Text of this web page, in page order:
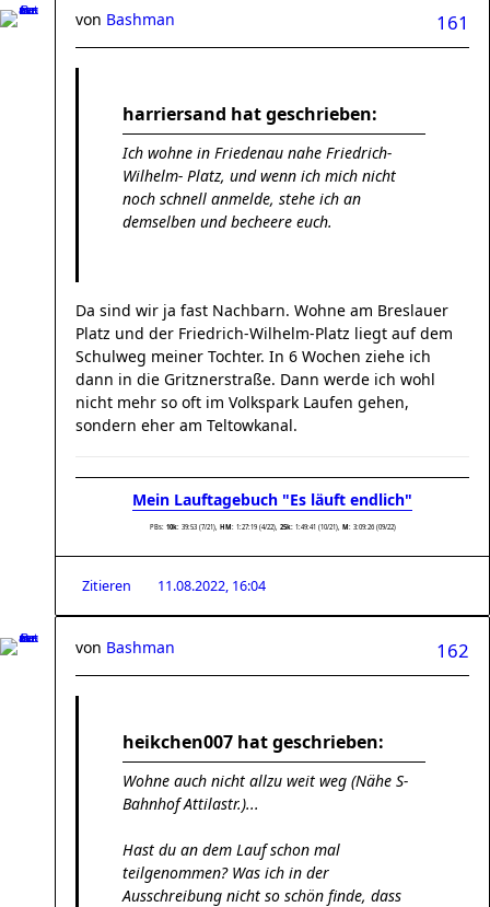
161
von Bashman
harriersand hat geschrieben:
Ich wohne in Friedenau nahe Friedrich-
Wilhelm- Platz, und wenn ich mich nicht
noch schnell anmelde, stehe ich an
demselben und becheere euch.
Da sind wir ja fast Nachbarn. Wohne am Breslauer
Platz und der Friedrich-Wilhelm-Platz liegt auf dem
Schulweg meiner Tochter. In 6 Wochen ziehe ich
dann in die Gritznerstraße. Dann werde ich wohl
nicht mehr so oft im Volkspark Laufen gehen,
sondern eher am Teltowkanal.
Mein Lauftagebuch "Es läuft endlich"
PBs: 10k: 39:53 (7/21), HM: 1:27:19 (4/22), 25k:1:49:41 (10/21), M: 3:09:26 (09/22)
Zitieren 11.08.2022, 16:04
162
von Bashman
heikchen007 hat geschrieben:
Wohne auch nicht allzu weit weg (Nähe S-
Bahnhof Attilastr.)...
Hast du an dem Lauf schon mal
teilgenommen? Was ich in der
Ausschreibung nicht so schön finde, dass